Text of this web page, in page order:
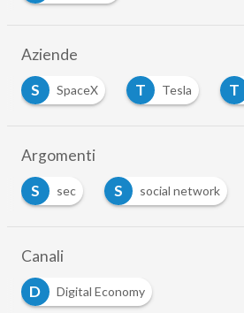
Aziende
S
SpaceX T Tesla T
Argomenti
S
sec S social network
Canali
D
Digital Economy